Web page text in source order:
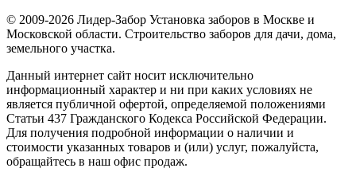
© 2009-2026 Лидер-Забор Установка заборов в Москве и
Московской области. Строительство заборов для дачи, дома,
земельного участка.
Данный интернет сайт носит исключительно
информационный характер и ни при каких условиях не
является публичной офертой, определяемой положениями
Статьи 437 Гражданского Кодекса Российской Федерации.
Для получения подробной информации о наличии и
стоимости указанных товаров и (или) услуг, пожалуйста,
обращайтесь в наш офис продаж.